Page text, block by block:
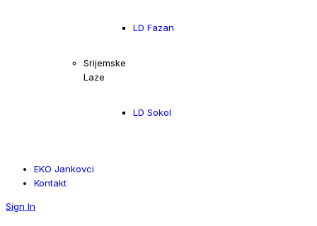
LD Fazan
Srijemske
Laze
LD Sokol
EKO Jankovci
Kontakt
Sign In